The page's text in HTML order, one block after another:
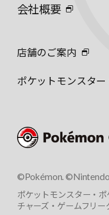
会社概要
店舗のご案内
ポケットモンスタ
©Pokémon.
ポケットモンスター・
チャーズ・ゲームフリー